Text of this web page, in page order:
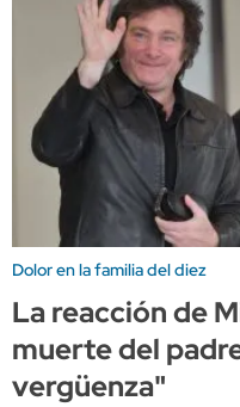
Dolor en la familia del diez
La reacción de
muerte del
vergüenza"